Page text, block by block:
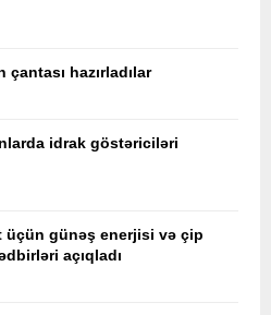
hazırladılar
idrak göstəriciləri
üçün günəş enerjisi və çip
açıqladı